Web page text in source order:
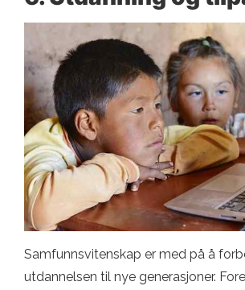
Samfunnsvitenskap er med på å
utdannelsen til nye generasjoner.